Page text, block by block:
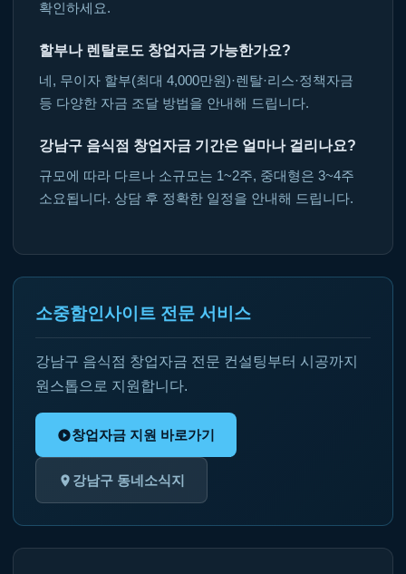
확인하세요.
할부나 렌탈로도 창업자금 가능한가요?
네, 무이자 할부(최대 4,000만원)·렌탈·리스·정책자금
등 다양한 자금 조달 방법을 안내해 드립니다.
강남구 음식점 창업자금 기간은 얼마나 걸리나요?
규모에 따라 다르나 소규모는 1~2주, 중대형은 3~4주
소요됩니다. 상담 후 정확한 일정을 안내해 드립니다.
소중함인사이트 전문 서비스
강남구 음식점 창업자금 전문 컨설팅부터 시공까지
원스톱으로 지원합니다.
창업자금 지원 바로가기
강남구 동네소식지